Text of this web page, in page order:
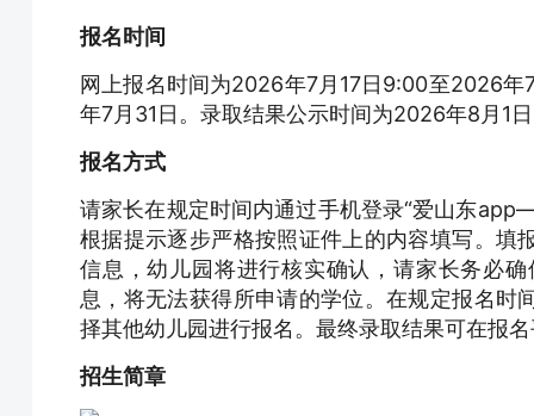
报名时间
网上报名时间为2026年7月17日9:00至2026
年7月31日。录取结果公示时间为2026年8月1
报名方式
请家长在规定时间内通过手机登录“爱山东
根据提示逐步严格按照证件上的内容填写。填
信息，幼儿园将进行核实确认，请家长务必
息，将无法获得所申请的学位。在规定报名时
择其他幼儿园进行报名。最终录取结果可在报
招生简章